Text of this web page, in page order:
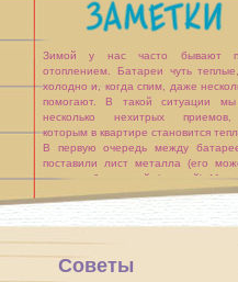
Зимой у нас часто бывают
отоплением. Батареи чуть
холодно и, когда спим, даже
помогают. В такой ситуации мы
несколько нехитрых приемов,
которым в квартире становится
В первую очередь между
поставили лист металла (его
картон, обклеенный фольгой).
тепло внутрь [...]
Советы